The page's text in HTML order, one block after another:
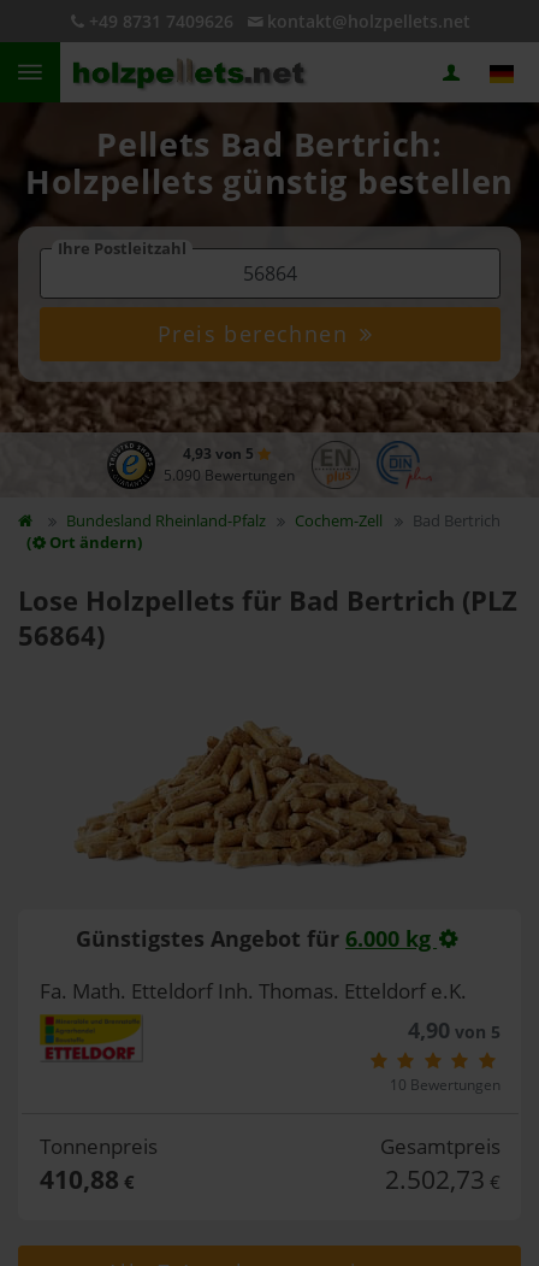
+49 8731 7409626 kontakt@holzpellets.net
Pellets Bad Bertrich:
Holzpellets günstig bestellen
Ihre Postleitzahl
Preis berechnen
4,93 von 5
5.090 Bewertungen
Bundesland Rheinland-Pfalz Cochem-Zell
Bad Bertrich
(
Ort ändern)
Lose Holzpellets für Bad Bertrich (PLZ
56864)
Günstigstes Angebot für 6.000 kg
Fa. Math. Etteldorf Inh. Thomas. Etteldorf e.K.
4,90 von 5
10 Bewertungen
Tonnenpreis
410,88 €
Gesamtpreis
2.502,73 €